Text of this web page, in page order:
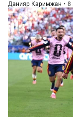
Данияр Каримжан 8